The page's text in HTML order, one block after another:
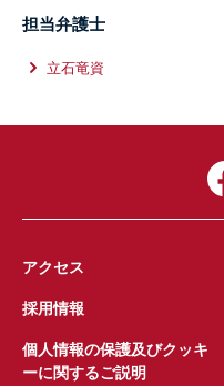
担当弁護士
立石竜資
アクセス
採用情報
個人情報の保護及びクッキ
ーに関するご説明